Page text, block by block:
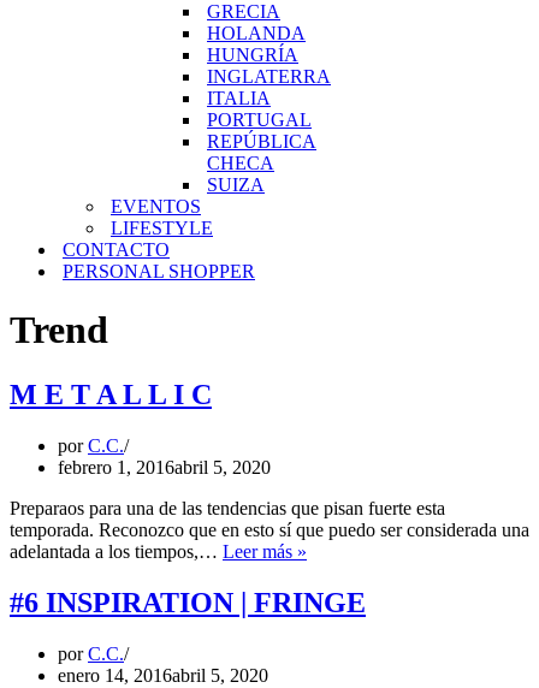
GRECIA
HOLANDA
HUNGRÍA
INGLATERRA
ITALIA
PORTUGAL
REPÚBLICA
CHECA
SUIZA
EVENTOS
LIFESTYLE
CONTACTO
PERSONAL SHOPPER
Trend
M E T A L L I C
porC.C.
febrero 1, 2016abril 5, 2020
Preparaos para una de las tendencias que pisan fuerte esta
temporada. Reconozco que en esto sí que puedo ser considerada una
adelantada a los tiempos,… Leer más »
T
A
#6 INSPIRATION | FRINGE
porC.C.
enero 14, 2016abril 5, 2020